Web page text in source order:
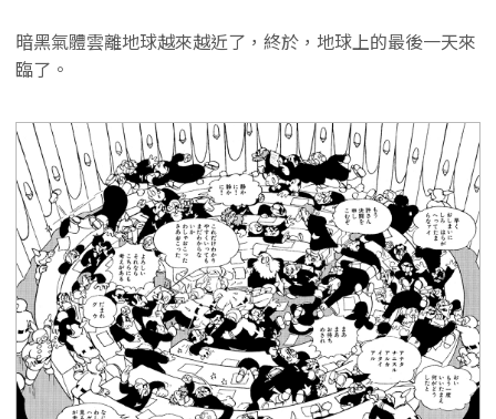
暗黑氣體雲離地球越來越近了，終於，地球上的最後一天來
臨了。